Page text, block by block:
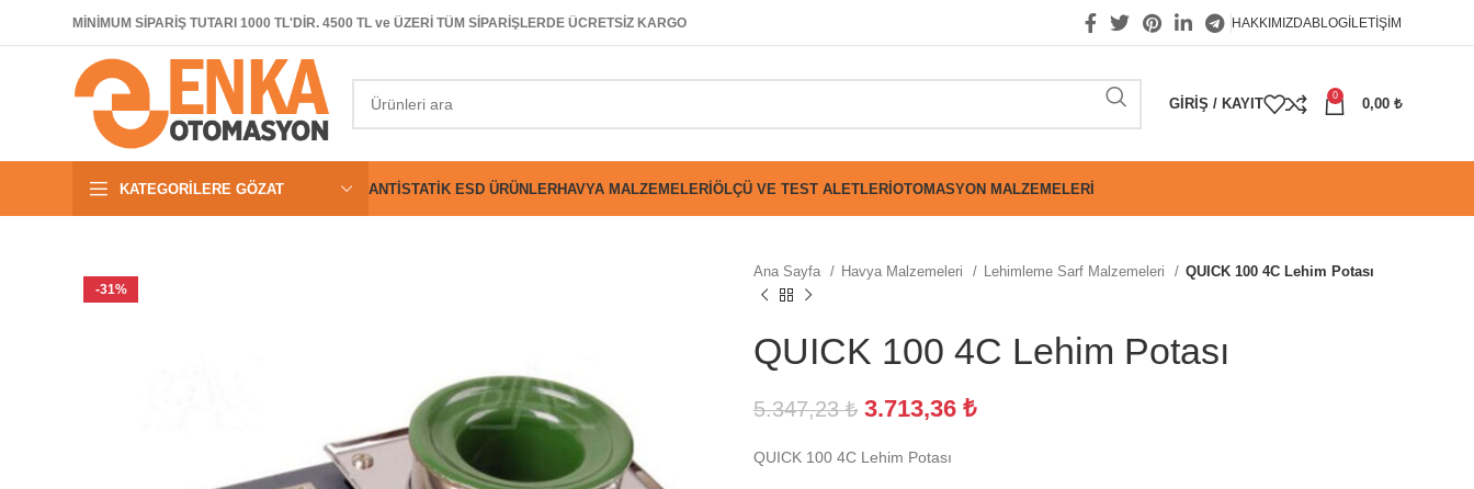
MİNİMUM SİPARİŞ TUTARI 1000 TL'DİR. 4500 TL ve ÜZERİ TÜM SİPARİŞLERDE ÜCRETSİZ KARGO HAKKIMIZDABLOGİLETIŞIM
GIRIŞ / KAYIT
0
0,00 ₺
KATEGORILERE GÖZAT ANTISTATIK ESD ÜRÜNLERHAVYA MALZEMELERIÖLÇÜ VE TEST ALETLERIOTOMASYON MALZEMELERI
-31%
Ana Sayfa Havya Malzemeleri Lehimleme Sarf Malzemeleri QUICK 100 4C Lehim Potası
QUICK 100 4C Lehim Potası
5.347,23₺ 3.713,36 ₺
QUICK 100 4C Lehim Potası